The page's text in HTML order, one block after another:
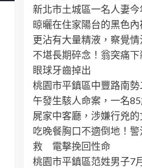
新北市土城區一名人妻
晾曬在住家陽台的黑色
更沾有大量精液，察覺
不堪長期碎念！翁突痛
眼球牙齒掉出
桃園市平鎮區中豐路南
午發生駭人命案，一名
屍家中客廳，涉嫌行兇
吃晚餐胸口不適倒地！
救 電擊挽回性命
桃園市平鎮區范姓男子7